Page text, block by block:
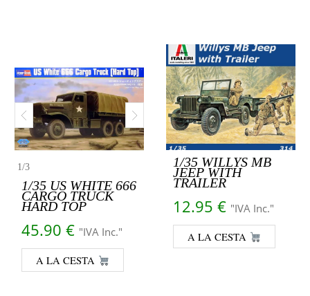
1/3
1/35 US WHITE 666
CARGO TRUCK
HARD TOP
45.90 € "IVA Inc."
A LA CESTA
1/35 WILLYS MB
JEEP WITH
TRAILER
12.95 € "IVA Inc."
A LA CESTA